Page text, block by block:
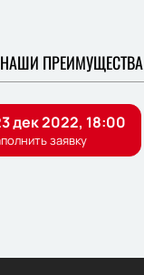
НАШИ ПРЕИМУЩЕСТВА